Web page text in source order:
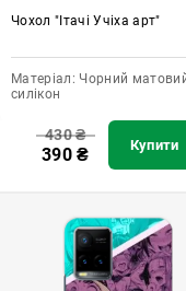
Чохол "Ітачі Учіха арт"
Матеріал: Чорний
силікон
430₴
390₴ Купити